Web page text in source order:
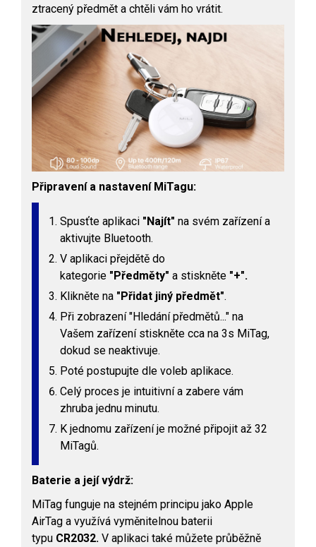
ztracený předmět a chtěli vám ho vrátit.
Připravení a nastavení MiTagu:
Spusťte aplikaci "Najít" na svém zařízení a
aktivujte Bluetooth.
V aplikaci přejdětě do
kategorie "Předměty" a stiskněte "+".
Klikněte na "Přidat jiný předmět".
Při zobrazení "Hledání předmětů..." na
Vašem zařízení stiskněte cca na 3s MiTag,
dokud se neaktivuje.
Poté postupujte dle voleb aplikace.
Celý proces je intuitivní a zabere vám
zhruba jednu minutu.
K jednomu zařízení je možné připojit až 32
MiTagů.
Baterie a její výdrž:
MiTag funguje na stejném principu jako Apple
AirTag a využívá vyměnitelnou baterii
typu CR2032. V aplikaci také můžete průběžně